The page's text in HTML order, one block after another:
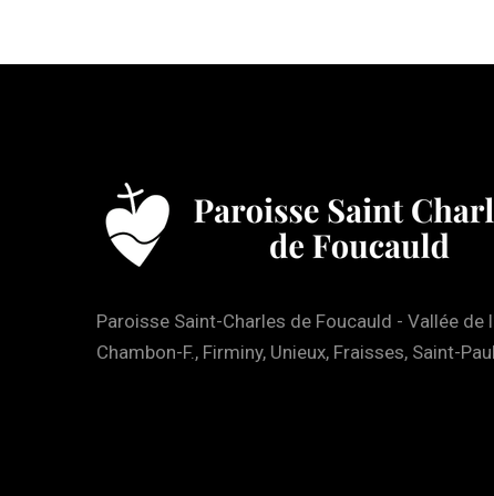
Paroisse Saint-Charles de Foucauld - Vallée de
Chambon-F., Firminy, Unieux, Fraisses, Saint-